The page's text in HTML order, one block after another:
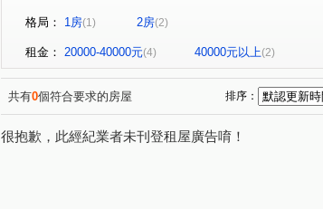
格局： 1房(1) 2房(2)
租金： 20000-40000元(4) 40000元以上(2)
共有0個符合要求的房屋 排序：
很抱歉，此經紀業者未刊登租屋廣告唷！